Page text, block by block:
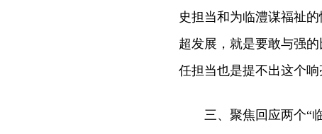
史担当和为临澧谋福祉
超发展，就是要敢与强
任担当也是提不出这个响
三、聚焦回应两个“临